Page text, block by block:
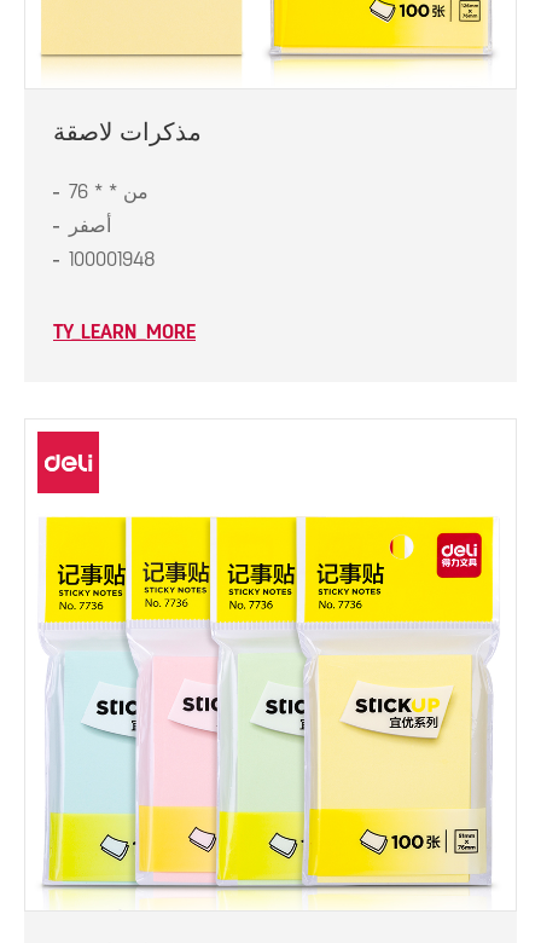
مذكرات لاصقة
76 * * من
أصفر
100001948
TY_LEARN_MORE